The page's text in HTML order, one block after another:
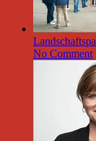
No Comment